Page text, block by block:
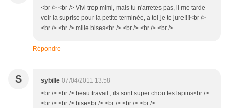
<br /> <br /> Vivi trop mimi, mais tu n'arretes pas, il me tarde
voir la suprise pour la petite terminée, a toi je te jure!!!!<br />
<br /> <br /> mille bises<br /> <br /> <br /> <br />
Répondre
S sybille 07/04/2011 13:58
<br /> <br /> beau travail , ils sont super chou tes lapins<br />
<br /> <br /> bise<br /> <br /> <br /> <br />